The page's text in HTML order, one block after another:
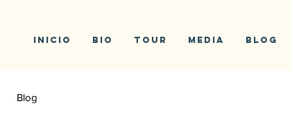
Inicio Bio Tour Media Blog
Blog